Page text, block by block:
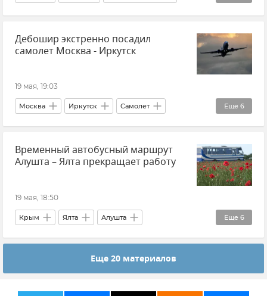
Крымский мост Железные дороги Крыма
Расписание поездов в Крыму
Санкт-Петербург
Дебошир экстренно посадил
самолет Москва - Иркутск
19 мая, 19:03
Еще 6
Москва Иркутск Самолет
Происшествия Авиация Новости
Общество
Временный автобусный маршрут
Алушта – Ялта прекращает работу
19 мая, 18:50
Еще 6
Крым Ялта Алушта
Минтранс Крыма Логистика
Автобусное сообщение Транспорт
Еще 20 материалов